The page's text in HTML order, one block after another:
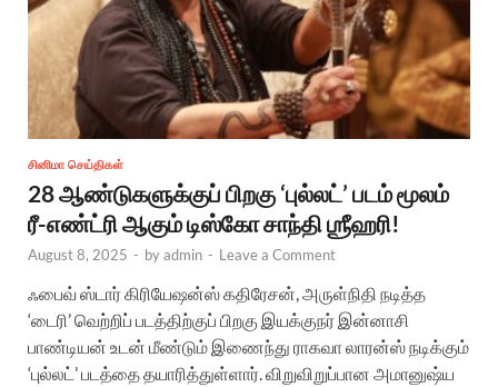
சினிமா செய்திகள்
28 ஆண்டுகளுக்குப் பிறகு ‘புல்லட்’ படம் மூலம்
ரீ-எண்ட்ரி ஆகும் டிஸ்கோ சாந்தி ஶ்ரீஹரி!
August 8, 2025 - byadmin - Leave a Comment
ஃபைவ் ஸ்டார் கிரியேஷன்ஸ் கதிரேசன், அருள்நிதி நடித்த
‘டைரி’ வெற்றிப் படத்திற்குப் பிறகு இயக்குநர் இன்னாசி
பாண்டியன் உடன் மீண்டும் இணைந்து ராகவா லாரன்ஸ் நடிக்கும்
‘புல்லட்’ படத்தை தயாரித்துள்ளார். விறுவிறுப்பான அமானுஷ்ய